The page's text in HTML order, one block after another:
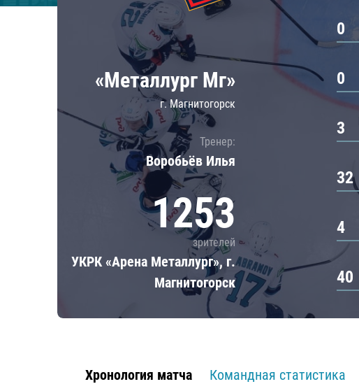
Локомотив
ЦСКА
Шанхайские Драконы
«Металлург Мг»
г. Магнитогорск
Тренер:
Воробьёв Илья
1253
зрителей
УКРК «Арена Металлург», г.
Магнитогорск
0
0
3
32
4
40
Хронология матча Командная статистика